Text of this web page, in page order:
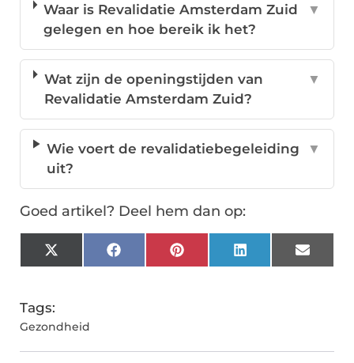
Waar is Revalidatie Amsterdam Zuid
gelegen en hoe bereik ik het?
▼
Wat zijn de openingstijden van
Revalidatie Amsterdam Zuid?
▼
Wie voert de revalidatiebegeleiding
uit?
▼
Goed artikel? Deel hem dan op:
X
(Twitter)
FacebookPinterestLinkedInEmail
Tags:
Gezondheid